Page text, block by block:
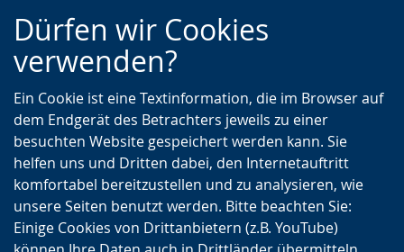
Zur
Hauptnavigation
Zur
Seitennavigation
Zum
Inhalt
Dürfen wir Cookies
verwenden?
Ein Cookie ist eine Textinformation, die im Browser auf
dem Endgerät des Betrachters jeweils zu einer
besuchten Website gespeichert werden kann. Sie
helfen uns und Dritten dabei, den Internetauftritt
komfortabel bereitzustellen und zu analysieren, wie
unsere Seiten benutzt werden. Bitte beachten Sie:
Einige Cookies von Drittanbietern (z.B. YouTube)